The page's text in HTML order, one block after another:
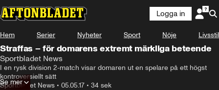
Logga in
Hem Serier Nyheter Sport Nöje Livsstil
Straffas – för domarens extremt märkliga beteende
Sportbladet News
I en rysk division 2-match visar domaren ut en spelare på ett högst
kontroversiellt sätt
Sportbladet News • 05.05.17 • 34 sek
Se mer